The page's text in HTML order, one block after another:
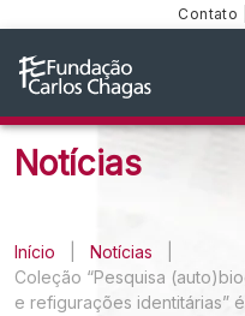
Contato
Notícias
Início Notícias
Coleção “Pesquisa
e refigurações identitárias”